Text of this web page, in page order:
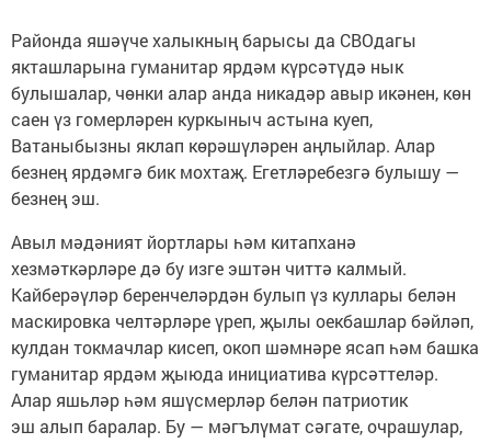
Районда яшәүче халыкның барысы да СВОдагы
якташларына гуманитар ярдәм күрсәтүдә нык
булышалар, чөнки алар анда никадәр авыр икәнен, көн
саен үз гомерләрен куркыныч астына куеп,
Ватаныбызны яклап көрәшүләрен аңлыйлар. Алар
безнең ярдәмгә бик мохтаҗ. Егетләребезгә булышу —
безнең эш.
Авыл мәдәният йортлары һәм китапханә
хезмәткәрләре дә бу изге эштән читтә калмый.
Кайберәүләр беренчеләрдән булып үз куллары белән
маскировка челтәрләре үреп, җылы оекбашлар бәйләп,
кулдан токмачлар кисеп, окоп шәмнәре ясап һәм башка
гуманитар ярдәм җыюда инициатива күрсәттеләр.
Алар яшьләр һәм яшүсмерләр белән патриотик
эш алып баралар. Бу — мәгълүмат сәгате, очрашулар,